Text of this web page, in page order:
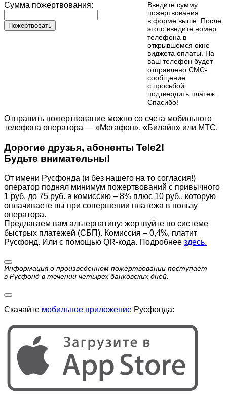
Сумма пожертвования:
Пожертвовать
Введите сумму
пожертвования
в форме выше. После
этого введите номер
телефона в
открывшемся окне
виджета оплаты. На
ваш телефон будет
отправлено СМС-
сообщение
с просьбой
подтвердить платеж.
Cпасибо!
Отправить пожертвование можно со счета мобильного
телефона оператора — «Мегафон», «Билайн» или МТС.
Дорогие друзья, абоненты Tele2!
Будьте внимательны!
От имени Русфонда (и без нашего на то согласия!)
оператор поднял минимум пожертвований с привычного
1 руб. до 75 руб. а комиссию – 8% плюс 10 руб., которую
оплачиваете вы при совершении платежа в пользу
оператора.
Предлагаем вам альтернативу: жертвуйте по cистеме
быстрых платежей (СБП). Комиссия – 0,4%, платит
Русфонд. Или с помощью QR-кода. Подробнее здесь.
Информация о произведенном пожертвовании поступает
в Русфонд в течении четырех банковских дней.
Скачайте мобильное приложение Русфонда: